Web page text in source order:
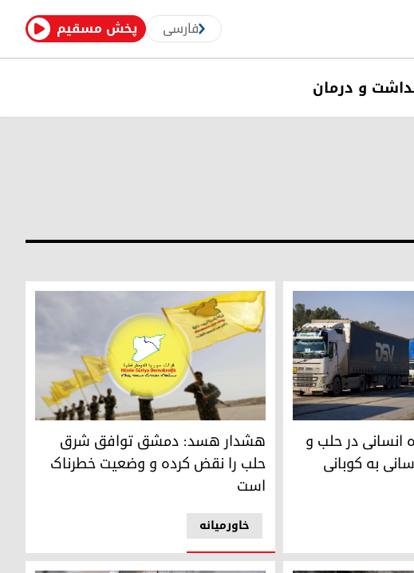
پخش مسقیم فارسی
و درمان
در حلب و حسکه برای امدادرسانی به کوبانی
در حلب و
به کوبانی
هشدار هسد: دمشق توافق شرق حلب را نقض
خاورمیانه
هشدار هسد: دمشق توافق شرق
حلب را نقض کرده و وضعیت خطرناک
است